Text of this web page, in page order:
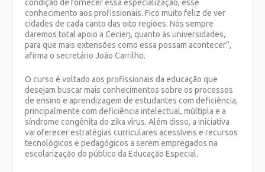
condição de fornecer essa especialização, esse
conhecimento aos profissionais. Fico muito feliz de ver
cidades de cada canto das oito regiões. Nós sempre
daremos total apoio a Cecierj, quanto às universidades,
para que mais extensões como essa possam acontecer”,
afirma o secretário João Carrilho.
O curso é voltado aos profissionais da educação que
desejam buscar mais conhecimentos sobre os processos
de ensino e aprendizagem de estudantes com deficiência,
principalmente com deficiência intelectual, múltipla e a
síndrome congênita do zika vírus. Além disso, a iniciativa
vai oferecer estratégias curriculares acessíveis e recursos
tecnológicos e pedagógicos a serem empregados na
escolarização do público da Educação Especial.